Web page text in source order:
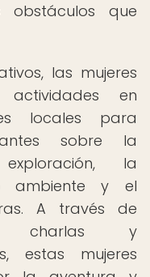
obstáculos que
las mujeres
actividades en
locales para
sobre la
la
ambiente y el
A través de
charlas y
estas mujeres